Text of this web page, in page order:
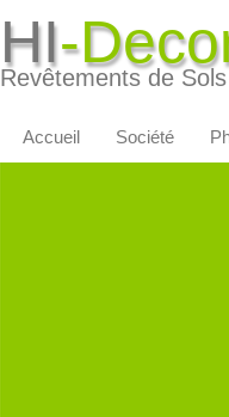
HI-
Revêtements de Sols
Accueil Société